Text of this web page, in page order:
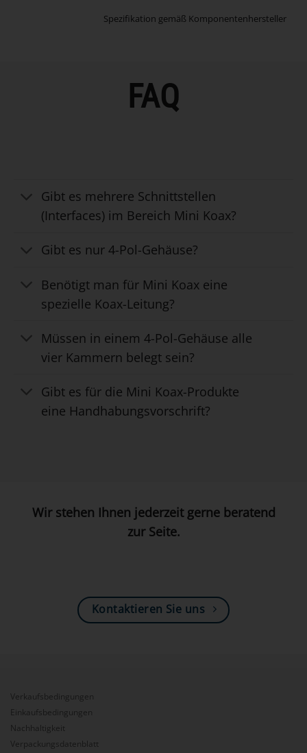
Spezifikation gemäß Komponentenhersteller
FAQ
Gibt es mehrere Schnittstellen
(Interfaces) im Bereich Mini Koax?
Gibt es nur 4-Pol-Gehäuse?
Benötigt man für Mini Koax eine
spezielle Koax-Leitung?
Müssen in einem 4-Pol-Gehäuse alle
vier Kammern belegt sein?
Gibt es für die Mini Koax-Produkte
eine Handhabungsvorschrift?
Wir stehen Ihnen jederzeit gerne beratend
zur Seite.
Kontaktieren Sie uns
Verkaufsbedingungen
Einkaufsbedingungen
Nachhaltigkeit
Verpackungsdatenblatt